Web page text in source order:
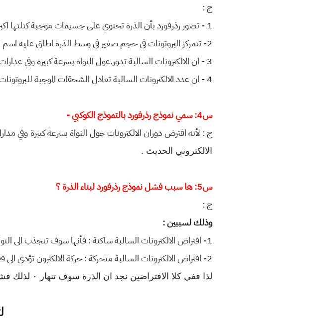
ج :
1 - تصور رذرفورد بأن الذرة تحتوي على جسيمات موجبة كتلتها اكبر يكثير من كتلة الالكترونات تدعى
2- تتمركز البروتونات في حجم صغير في وسط الذرة اطلق عليه اسم النواة والتى تحتوي على معظم
3 - ان الالكترونات السالبة تدور.عول النواة بسرعة كبيرة وفي عدارات مختلفة البعد عن النواة كما تدور
4 - ان عدد الالكترونات السالبة تعادل الشحقات الموجبة للبروتونات .
س4: سمي نموذج رذرفورد بالتموذج الكوكبي -
ج : لأنه افترض دوران الالكترونات حول النواة بسرعة كبيرة وفي
الالكتروني الحديث .
س5: ها سبب فشل نموذج رذرفورد لبناء الذرة ؟
ج :
وذلك لسببين :
1- افتراض الالكترونات السالبة ساكنة : فأنها سوف تنجذب الى النواة المخالفة بالشحنة لذَا
2- افتراض الالكترونات السالبة متحركة : حركة الالكترون تؤدي الى فقدان طاقته مما يجعله يلف لولبيا
لذا ففي كلا الافتراضين نجد ان الذرة سوف تنهار ٠ لذلك فشل نموذج رذرفورد لآن الثرات لاتنهار.